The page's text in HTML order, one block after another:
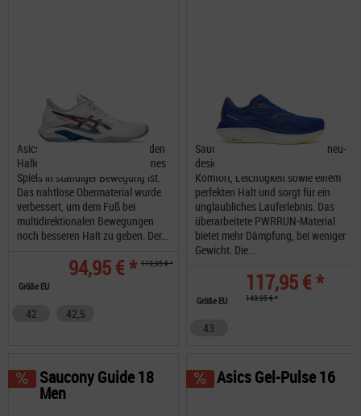
Asics Blade FF 2 unterstützt jeden
Hallensportler, der während seines
Spiels in ständiger Bewegung ist.
Das nahtlose Obermaterial wurde
verbessert, um dem Fuß bei
multidirektionalen Bewegungen
noch besseren Halt zu geben. Der...
94,95 € * 119,95 € *
Größe EU
42 42,5
Saucony Ride 18 der komplett neu-
designte ist das Produkt aus
Komfort, Leichtigkeit sowie einem
perfekten Halt und sorgt für ein
unglaubliches Lauferlebnis. Das
überarbeitete PWRRUN-Material
bietet mehr Dämpfung, bei weniger
Gewicht. Die...
117,95 € *
149,95 € *
Größe EU
43
Saucony Guide 18
Men
Asics Gel-Pulse 16